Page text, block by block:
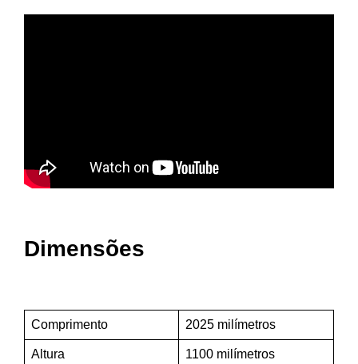
Dimensões
Comprimento 2025 milímetros
Altura 1100 milímetros